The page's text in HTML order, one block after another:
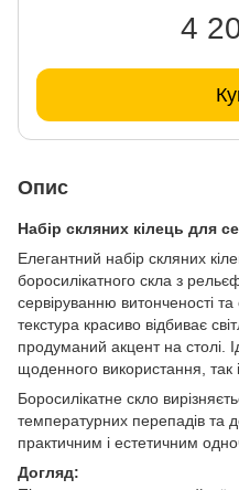
4
Опис
Набір скляних кілець для
Елегантний набір скляних
боросилікатного скла з
сервіруванню витонченості
текстура красиво відбиває
продуманий акцент на столі.
щоденного використання, так
Боросилікатне скло
температурних перепадів та
практичним і естетичним
Догляд: